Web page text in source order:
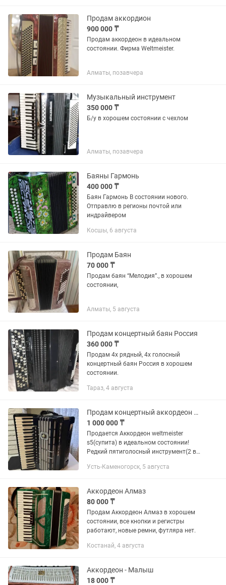
Продам аккордион
900 000 ₸
Продам аккордеон в идеальном
состоянии. Фирма Weltmeister.
Алматы, позавчера
Музыкальный инструмент
350 000 ₸
Б/у в хорошем состоянии с чехлом
Алматы, позавчера
Баяны Гармонь
400 000 ₸
Баян Гармонь В состоянии нового.
Отправлю в регионы почтой или
индрайвером
Косшы, 6 августа
Продам Баян
70 000 ₸
Продам баян “Мелодия”., в хорошем
состоянии,
Алматы, 5 августа
Продам концертный баян Россия
360 000 ₸
Продам 4х рядный, 4х голосный
концертный баян Россия в хорошем
состоянии.
Тараз, 4 августа
Продам концертный аккордеон weltmeister s5
1 000 000 ₸
Продается Аккордеон weltmeister
s5(супита) в идеальном состоянии!
Редкий пятиголосный инструмент(2 в
которых французский розлив). 13
Усть-Каменогорск, 5 августа
Аккордеон Алмаз
80 000 ₸
Продам Аккордеон Алмаз в хорошем
состоянии, все кнопки и регистры
работают, новые ремни, футляра нет.
Костанай, 4 августа
Аккордеон - Малыш
18 000 ₸